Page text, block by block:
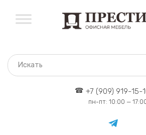
содержанию
+7 (909) 919-15-
пн-пт: 10:00 —